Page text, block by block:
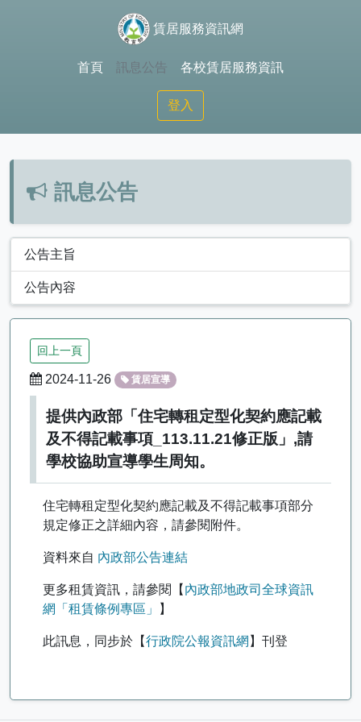
賃居服務資訊網
首頁 訊息公告 各校賃居服務資訊
登入
訊息公告
公告主旨
公告內容
回上一頁
2024-11-26 賃居宣導
提供內政部「住宅轉租定型化契約應記載
及不得記載事項_113.11.21修正版」,請
學校協助宣導學生周知。
住宅轉租定型化契約應記載及不得記載事項部分
規定修正之詳細內容，請參閱附件。
資料來自 內政部公告連結
更多租賃資訊，請參閱【 內政部地政司全球資訊
網「租賃條例專區」
】
此訊息，同步於【行政院公報資訊網 】刊登